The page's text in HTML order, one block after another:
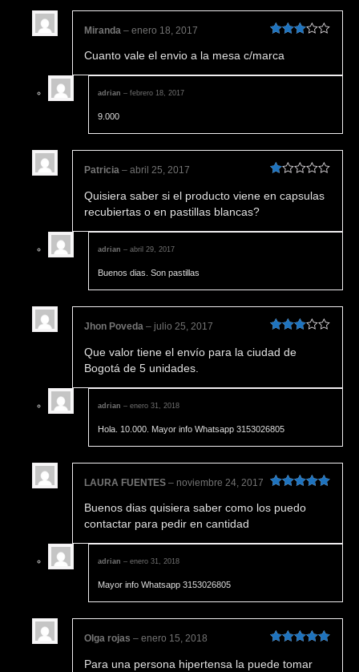
en
Miranda – enero 18, 2017
Cuanto vale el envio a la mesa c/marca
adrian – febrero 18, 2017
9.000
en
5
Patricia – abril 25, 2017
Quisiera saber si el producto viene en capsulas
recubiertas o en pastillas blancas?
adrian – abril 29, 2017
Buenos dias. Son pastillas
en3de
Jhon Poveda – julio 25, 2017
Que valor tiene el envío para la ciudad de
Bogotá de 5 unidades.
adrian – enero 31, 2018
Hola. 10.000. Mayor info Whatsapp 3153026805
5de 5
LAURA FUENTES – noviembre 24, 2017
Buenos dias quisiera saber como los puedo
contactar para pedir en cantidad
adrian – enero 31, 2018
Mayor info Whatsapp 3153026805
5de 5
Olga rojas – enero 15, 2018
Para una persona hipertensa la puede tomar